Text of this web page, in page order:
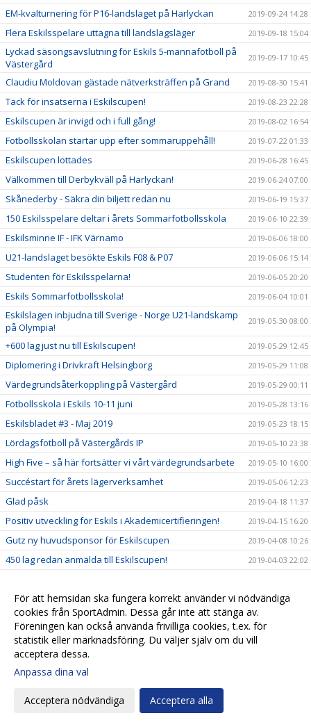
EM-kvalturnering för P16-landslaget på Harlyckan 2019-09-24 14:28
Flera Eskilsspelare uttagna till landslagsläger 2019-09-18 15:04
Lyckad säsongsavslutning för Eskils 5-mannafotboll på
Västergård
2019-09-17 10:45
Claudiu Moldovan gästade nätverksträffen på Grand 2019-08-30 15:41
Tack för insatserna i Eskilscupen! 2019-08-23 22:28
Eskilscupen är invigd och i full gång! 2019-08-02 16:54
Fotbollsskolan startar upp efter sommaruppehåll! 2019-07-22 01:33
Eskilscupen lottades 2019-06-28 16:45
Välkommen till Derbykväll på Harlyckan! 2019-06-24 07:00
Skånederby - Säkra din biljett redan nu 2019-06-19 15:37
150 Eskilsspelare deltar i årets Sommarfotbollsskola 2019-06-10 22:39
Eskilsminne IF - IFK Värnamo 2019-06-06 18:00
U21-landslaget besökte Eskils F08 & P07 2019-06-06 15:14
Studenten för Eskilsspelarna! 2019-06-05 20:20
Eskils Sommarfotbollsskola! 2019-06-04 10:01
Eskilslagen inbjudna till Sverige - Norge U21-landskamp
på Olympia!
2019-05-30 08:00
+600 lag just nu till Eskilscupen! 2019-05-29 12:45
Diplomering i Drivkraft Helsingborg 2019-05-29 11:08
Värdegrundsåterkoppling på Västergård 2019-05-29 00:11
Fotbollsskola i Eskils 10-11 juni 2019-05-28 13:16
Eskilsbladet #3 - Maj 2019 2019-05-23 18:15
Lördagsfotboll på Västergårds IP 2019-05-10 23:38
High Five – så här fortsätter vi vårt värdegrundsarbete 2019-05-10 16:00
Succéstart för årets lägerverksamhet 2019-05-06 12:23
Glad påsk 2019-04-18 11:37
Positiv utveckling för Eskils i Akademicertifieringen! 2019-04-15 16:20
Gutz ny huvudsponsor för Eskilscupen 2019-04-08 10:26
450 lag redan anmälda till Eskilscupen! 2019-04-03 22:02
Inskrivning Eskils fotbollsskola! 2019-03-25 22:15
Inskrivning Eskils fotbollsskola! 2019-03-17 23:30
Avslutande träff inleder fortsatt värdegrundsarbete 2019-03-15 15:15
Eskilsbladet #2 - Mars 2019
Trafik & Fritid viktig samarbetspartner för Eskils
”Känns rätt att Elite Hotels stöttar Eskilsminne IF"
Håkan Skoog tillbaka i moderklubben!
För att hemsidan ska fungera korrekt använder vi nödvändiga
cookies från SportAdmin. Dessa går inte att stänga av.
Föreningen kan också använda frivilliga cookies, t.ex. för
statistik eller marknadsföring. Du väljer själv om du vill
acceptera dessa.
Anpassa dina val
Acceptera nödvändiga Acceptera alla